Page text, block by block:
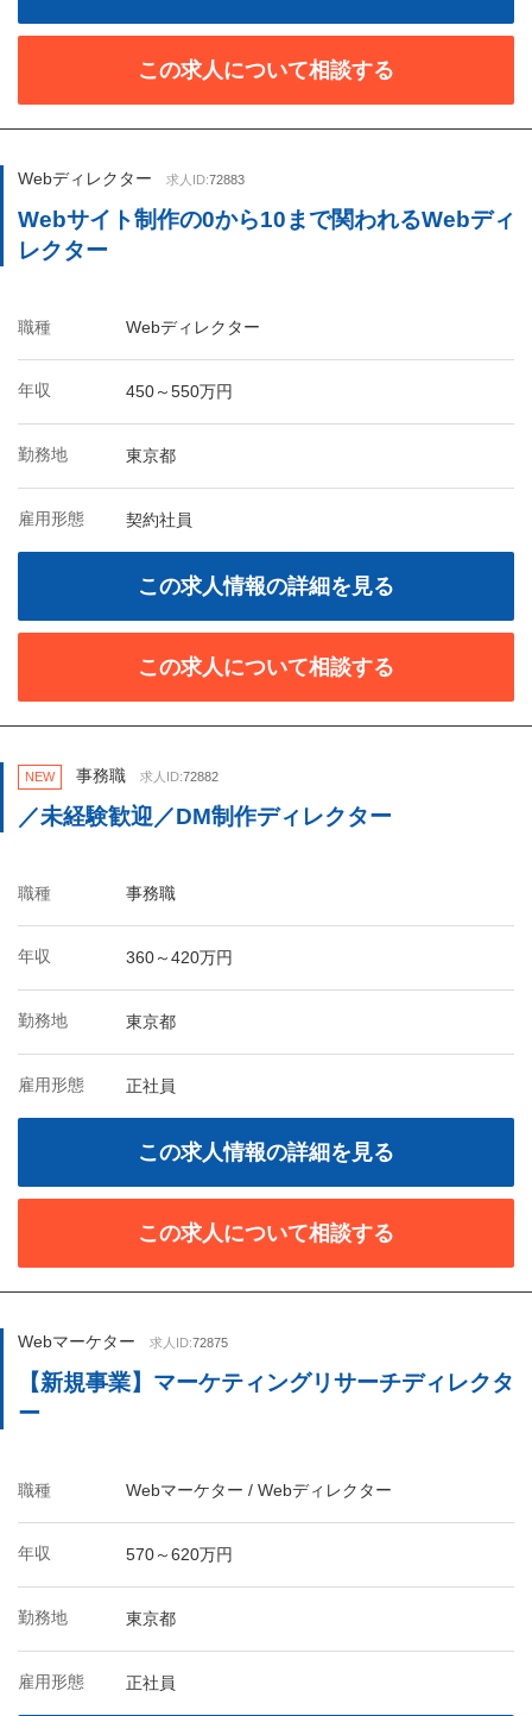
この求人について相談する
Webディレクター 求人ID:72883
Webサイト制作の0から10まで関われるWebディ
レクター
職種 Webディレクター
年収 450～550万円
勤務地 東京都
雇用形態 契約社員
この求人情報の詳細を見る
この求人について相談する
NEW 事務職 求人ID:72882
／未経験歓迎／DM制作ディレクター
職種 事務職
年収 360～420万円
勤務地 東京都
雇用形態 正社員
この求人情報の詳細を見る
この求人について相談する
Webマーケター 求人ID:72875
【新規事業】マーケティングリサーチディレクタ
ー
職種 Webマーケター / Webディレクター
年収 570～620万円
勤務地 東京都
雇用形態 正社員